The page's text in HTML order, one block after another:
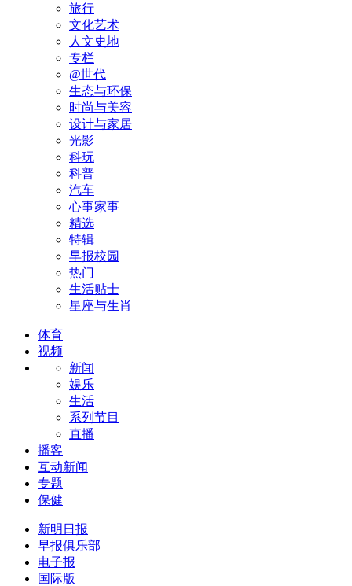
旅行
文化艺术
人文史地
专栏
@世代
生态与环保
时尚与美容
设计与家居
光影
科玩
科普
汽车
心事家事
精选
特辑
早报校园
热门
生活贴士
星座与生肖
体育
视频
新闻
娱乐
生活
系列节目
直播
播客
互动新闻
专题
保健
新明日报
早报俱乐部
电子报
国际版